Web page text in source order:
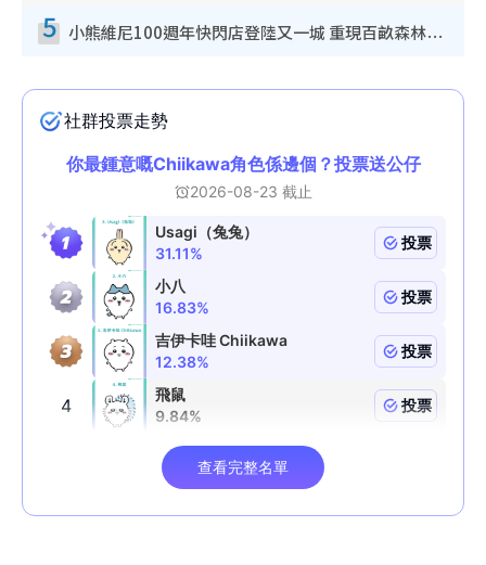
5 小熊維尼100週年快閃店登陸又一城 重現百畝森林經典場景／獨家限定盲盒登場／專屬DIY香水